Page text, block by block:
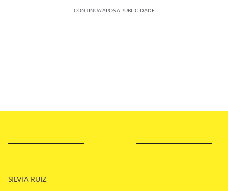
CONTINUA APÓS A PUBLICIDADE
SILVIA RUIZ